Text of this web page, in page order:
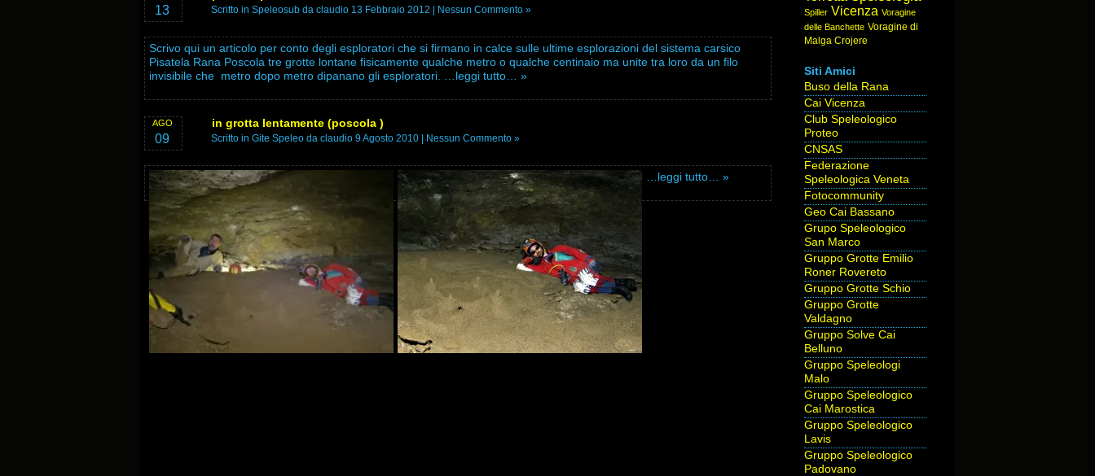
13 Scritto in Speleosub da claudio 13 Febbraio 2012 | Nessun Commento »
Scrivo qui un articolo per conto degli esploratori che si firmano in calce sulle ultime esplorazioni del sistema carsico
Pisatela Rana Poscola tre grotte lontane fisicamente qualche metro o qualche centinaio ma unite tra loro da un filo
invisibile che metro dopo metro dipanano gli esploratori. …leggi tutto… »
AGO
09
in grotta lentamente (poscola )
Scritto in Gite Speleo da claudio 9 Agosto 2010 | Nessun Commento »
…leggi tutto… »
Spiller Vicenza Voragine
delle Banchette Voragine di
Malga Crojere
Siti Amici
Buso della Rana
Cai Vicenza
Club Speleologico
Proteo
CNSAS
Federazione
Speleologica Veneta
Fotocommunity
Geo Cai Bassano
Grupo Speleologico
San Marco
Gruppo Grotte Emilio
Roner Rovereto
Gruppo Grotte Schio
Gruppo Grotte
Valdagno
Gruppo Solve Cai
Belluno
Gruppo Speleologi
Malo
Gruppo Speleologico
Cai Marostica
Gruppo Speleologico
Lavis
Gruppo Speleologico
Padovano